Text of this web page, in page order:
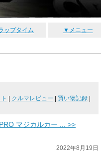
ップタイム ▼メニュー
クルマレビュー 買い物記録|
マジカルカー ... >>
2022年8月19日